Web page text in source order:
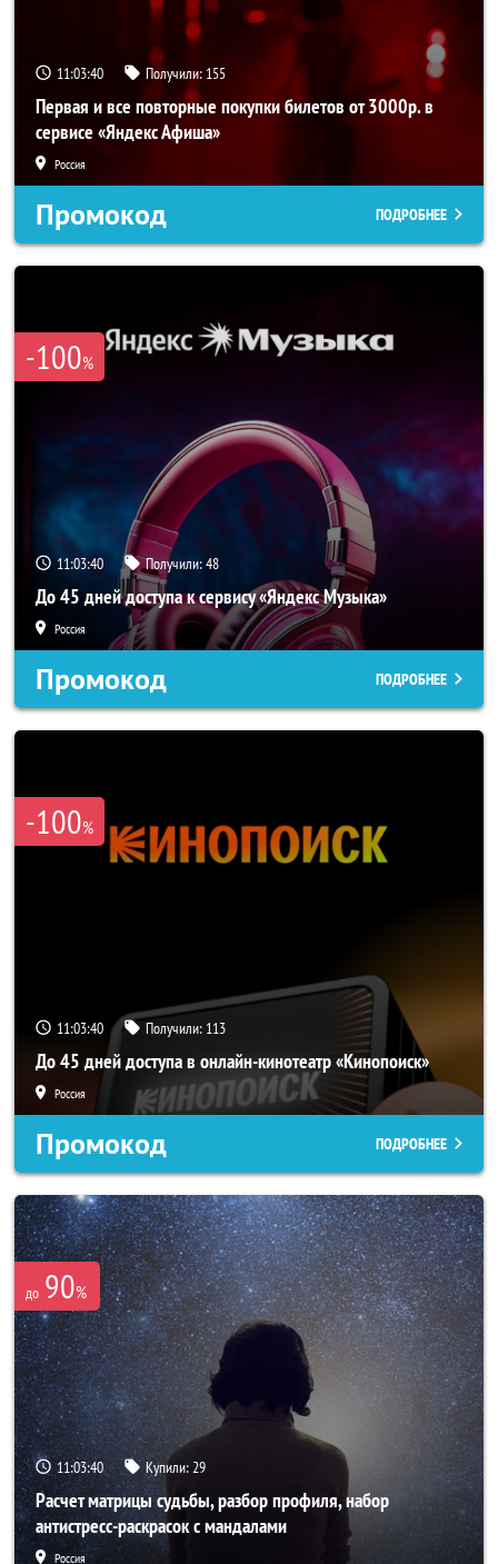
11:03:39 Получили: 155
Первая и все повторные покупки билетов от 3000р. в
сервисе «Яндекс Афиша»
Россия
Промокод ПОДРОБНЕЕ
-100%
11:03:39 Получили:48
До 45 дней доступа к сервису «Яндекс Музыка»
Россия
Промокод ПОДРОБНЕЕ
-100%
11:03:39 Получили: 113
До 45 дней доступа в онлайн-кинотеатр «Кинопоиск»
Россия
Промокод ПОДРОБНЕЕ
до 90%
11:03:39 Купили:29
Расчет матрицы судьбы, разбор профиля, набор
антистресс-раскрасок с мандалами
Россия